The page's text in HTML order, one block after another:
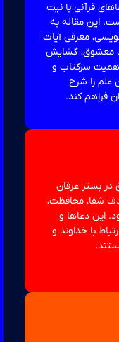
با نیت
مقاله به
معرفی آیات
گشایش
و
شرح
کند.
عرفان
محافظت،
و
خداوند و